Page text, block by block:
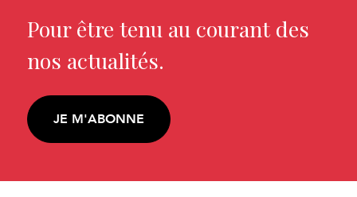
Pour être tenu au courant des
nos actualités.
JE M'ABONNE